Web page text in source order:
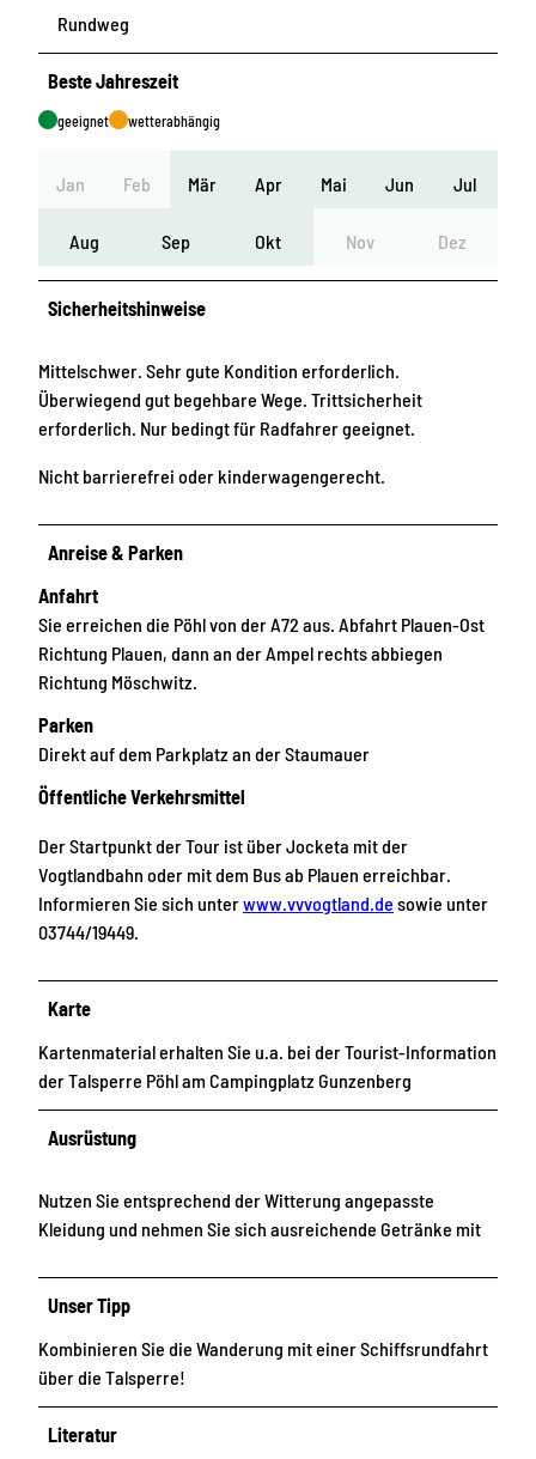
Rundweg
Beste Jahreszeit
geeignet wetterabhängig
Jan Feb Mär Apr Mai Jun Jul
Aug Sep Okt Nov Dez
Sicherheitshinweise
Mittelschwer. Sehr gute Kondition erforderlich.
Überwiegend gut begehbare Wege. Trittsicherheit
erforderlich. Nur bedingt für Radfahrer geeignet.
Nicht barrierefrei oder kinderwagengerecht.
Anreise & Parken
Anfahrt
Sie erreichen die Pöhl von der A72 aus. Abfahrt Plauen-Ost
Richtung Plauen, dann an der Ampel rechts abbiegen
Richtung Möschwitz.
Parken
Direkt auf dem Parkplatz an der Staumauer
Öffentliche Verkehrsmittel
Der Startpunkt der Tour ist über Jocketa mit der
Vogtlandbahn oder mit dem Bus ab Plauen erreichbar.
Informieren Sie sich unterwww.vvvogtland.de sowie unter
03744/19449.
Karte
Kartenmaterial erhalten Sie u.a. bei der Tourist-Information
der Talsperre Pöhl am Campingplatz Gunzenberg
Ausrüstung
Nutzen Sie entsprechend der Witterung angepasste
Kleidung und nehmen Sie sich ausreichende Getränke mit
Unser Tipp
Kombinieren Sie die Wanderung mit einer Schiffsrundfahrt
über die Talsperre!
Literatur